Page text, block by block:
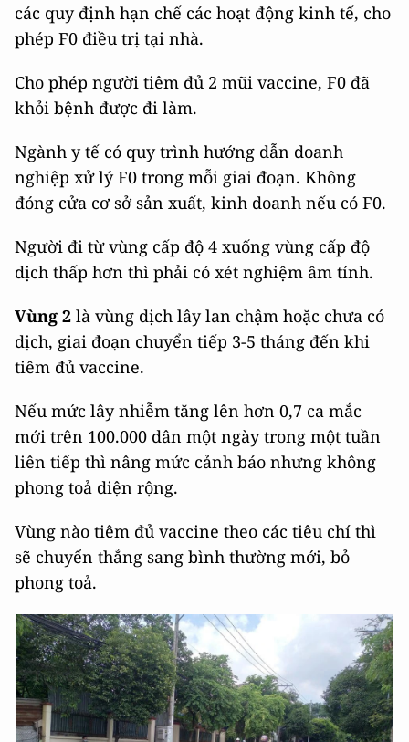
các quy định hạn chế các hoạt động kinh tế, cho
phép F0 điều trị tại nhà.
Cho phép người tiêm đủ 2 mũi vaccine, F0 đã
khỏi bệnh được đi làm.
Ngành y tế có quy trình hướng dẫn doanh
nghiệp xử lý F0 trong mỗi giai đoạn. Không
đóng cửa cơ sở sản xuất, kinh doanh nếu có F0.
Người đi từ vùng cấp độ 4 xuống vùng cấp độ
dịch thấp hơn thì phải có xét nghiệm âm tính.
Vùng 2 là vùng dịch lây lan chậm hoặc chưa có
dịch, giai đoạn chuyển tiếp 3-5 tháng đến khi
tiêm đủ vaccine.
Nếu mức lây nhiễm tăng lên hơn 0,7 ca mắc
mới trên 100.000 dân một ngày trong một tuần
liên tiếp thì nâng mức cảnh báo nhưng không
phong toả diện rộng.
Vùng nào tiêm đủ vaccine theo các tiêu chí thì
sẽ chuyển thẳng sang bình thường mới, bỏ
phong toả.